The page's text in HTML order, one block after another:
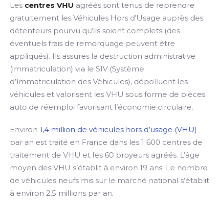
Les centres VHU agréés sont tenus de reprendre
gratuitement les Véhicules Hors d’Usage auprès des
détenteurs pourvu qu’ils soient complets (des
éventuels frais de remorquage peuvent être
appliqués). Ils assures la destruction administrative
(immatriculation) via le SIV (Système
d’Immatriculation des Véhicules), dépolluent les
véhicules et valorisent les VHU sous forme de pièces
auto de réemploi favorisant l’économie circulaire.
Environ 1,4 million de véhicules hors d’usage (VHU)
par an est traité en France dans les 1 600 centres de
traitement de VHU et les 60 broyeurs agréés. L’âge
moyen des VHU s’établit à environ 19 ans. Le nombre
de véhicules neufs mis sur le marché national s’établit
à environ 2,5 millions par an.